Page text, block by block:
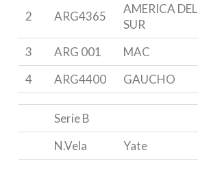
2 ARG4365
AMERICA DEL
SUR
3 ARG 001 MAC
4
ARG4400 GAUCHO
Serie B
N.Vela
Yate